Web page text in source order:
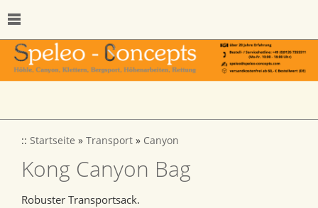
:: Startseite » Transport » Canyon
Kong Canyon Bag
Robuster Transportsack.